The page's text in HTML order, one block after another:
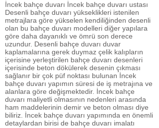
İncek bahçe duvarı İncek bahçe duvarı ustası
Desenli bahçe duvarı yükseklikleri istenilen
metrajlara göre yükselen kendiliğinden desenli
olan bu bahçe duvarı modelleri diğer yapılara
göre daha dayanıklı ve ömrü son derece
uzundur. Desenli bahçe duvarı duvar
kaplamalarına gerek duymaz çelik kalıpların
içerisine yerleştirilen bahçe duvarı desenleri
içerisinde beton dökülerek desenin çıkması
sağlanır bir çok püf noktası bulunan İncek
bahçe duvarı yapımın süresi de iş metrajına ve
alanlara göre değişmektedir. İncek bahçe
duvarı maliyetli olmasının nedenleri arasında
ham maddelerinin demir ve beton olması diye
biliriz. İncek bahçe duvarı yapımında en önemli
detaylardan birisi de bahçe duvarı imalatı